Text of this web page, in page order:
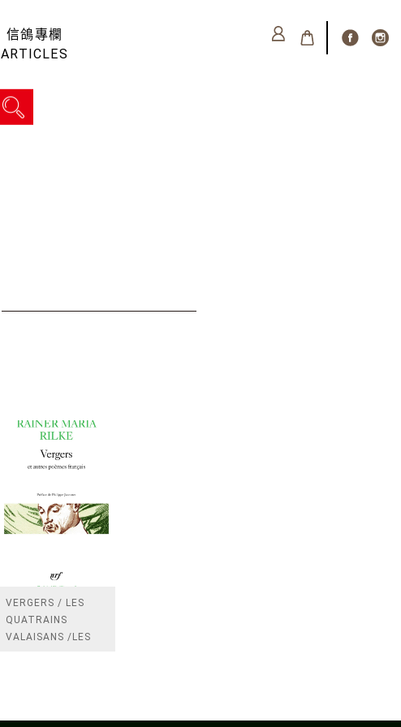
信鴿專欄
ARTICLES
VERGERS / LES
QUATRAINS
VALAISANS /LES